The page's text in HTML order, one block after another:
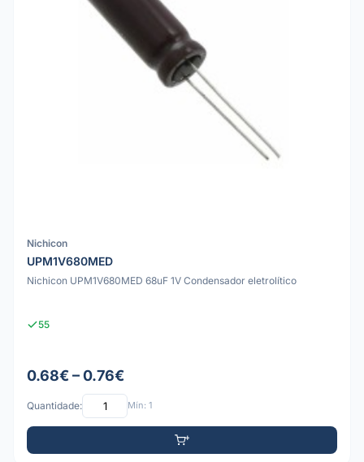
Nichicon
UPM1V680MED
Nichicon UPM1V680MED 68uF 1V Condensador eletrolítico
55
0.68€ – 0.76€
Quantidade: Mín: 1